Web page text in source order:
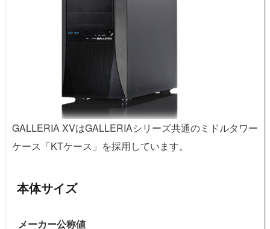
GALLERIA XVはGALLERIAシリーズ共通のミドルタワー
ケース「KTケース」を採用しています。
本体サイズ
メーカー公称値